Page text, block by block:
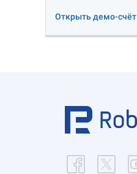
Открыть демо-счёт